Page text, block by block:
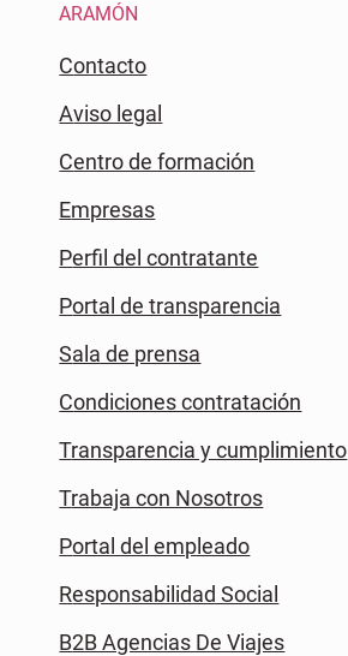
ARAMÓN
Contacto
Aviso legal
Centro de formación
Empresas
Perfil del contratante
Portal de transparencia
Sala de prensa
Condiciones contratación
Transparencia y cumplimiento
Trabaja con Nosotros
Portal del empleado
Responsabilidad Social
B2B Agencias De Viajes